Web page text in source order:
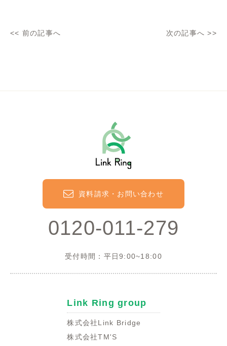
<< 前の記事へ 次の記事へ >>
0120-011-279
受付時間：平日9:00~18:00
資料請求・お問い合わせ
Link Ring group
株式会社Link Bridge
株式会社TM'S